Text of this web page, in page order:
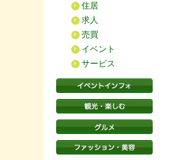
住居
求人
売買
イベント
サービス